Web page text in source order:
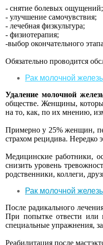
- снятие болевых ощущений;
- улучшение самочувствия;
- лечебная физкультура;
- физиотерапия;
-выбор окончательного
Обязательно проводится
Рак молочной
Удаление молочной
обществе. Женщины,
на то, как, по их мнению,
Примерно у 25% женщин,
страхом рецидива. Нередко
Медицинские работники,
снизить уровень
родственники, коллеги,
Рак молочной
После радикального
При попытке отвести или
специальные упражнения,
Реабилитация после